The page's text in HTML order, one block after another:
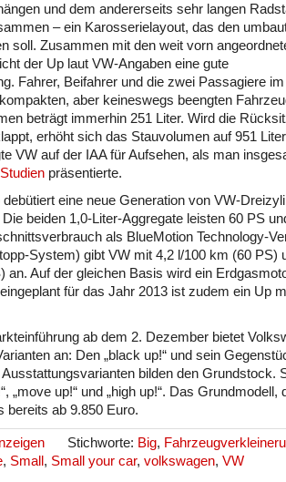
und dem andererseits sehr langen
– ein Karosserielayout, das den
soll. Zusammen mit den weit vorn
der Up laut VW-Angaben eine gute
Fahrer, Beifahrer und die zwei Passagiere
aber keineswegs beengten
beträgt immerhin 251 Liter. Wird die
erhöht sich das Stauvolumen auf 951
VW auf der IAA für Aufsehen, als man
präsentierte.
eine neue Generation von VW-
beiden 1,0-Liter-Aggregate leisten 60 PS
als BlueMotion Technology-
System) gibt VW mit 4,2 l/100 km (60 PS)
an. Auf der gleichen Basis wird ein
für das Jahr 2013 ist zudem ein Up
ab dem 2. Dezember bietet
an: Den „black up!“ und sein
Ausstattungsvarianten bilden den Grundstock.
„move up!“ und „high up!“. Das Grundmodell,
bereits ab 9.850 Euro.
Stichworte: Big,
, Small, Small your car, volkswagen, VW